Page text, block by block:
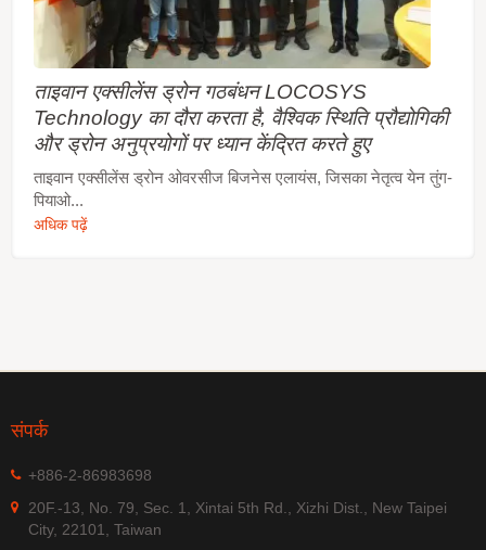
ताइवान एक्सीलेंस ड्रोन गठबंधन LOCOSYS
Technology का दौरा करता है, वैश्विक स्थिति प्रौद्योगिकी
और ड्रोन अनुप्रयोगों पर ध्यान केंद्रित करते हुए
ताइवान एक्सीलेंस ड्रोन ओवरसीज बिजनेस एलायंस, जिसका नेतृत्व येन तुंग-
पियाओ...
अधिक पढ़ें
संपर्क
+886-2-86983698
20F.-13, No. 79, Sec. 1, Xintai 5th Rd., Xizhi Dist., New Taipei
City, 22101, Taiwan